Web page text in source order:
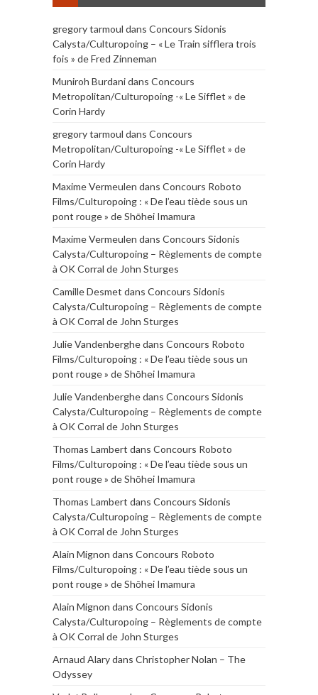
gregory tarmoul dans Concours Sidonis
Calysta/Culturopoing – « Le Train sifflera trois
fois » de Fred Zinneman
Muniroh Burdanidans Concours
Metropolitan/Culturopoing -« Le Sifflet » de
Corin Hardy
gregory tarmoul dans Concours
Metropolitan/Culturopoing -« Le Sifflet » de
Corin Hardy
Maxime Vermeulen dans Concours Roboto
Films/Culturopoing : « De l’eau tiède sous un
pont rouge » de Shōhei Imamura
Maxime Vermeulen dans Concours Sidonis
Calysta/Culturopoing – Règlements de compte
à OK Corral de John Sturges
Camille Desmet dans Concours Sidonis
Calysta/Culturopoing – Règlements de compte
à OK Corral de John Sturges
Julie Vandenberghedans Concours Roboto
Films/Culturopoing : « De l’eau tiède sous un
pont rouge » de Shōhei Imamura
Julie Vandenberghedans Concours Sidonis
Calysta/Culturopoing – Règlements de compte
à OK Corral de John Sturges
Thomas Lambert dans Concours Roboto
Films/Culturopoing : « De l’eau tiède sous un
pont rouge » de Shōhei Imamura
Thomas Lambert dans Concours Sidonis
Calysta/Culturopoing – Règlements de compte
à OK Corral de John Sturges
Alain Mignon dans Concours Roboto
Films/Culturopoing : « De l’eau tiède sous un
pont rouge » de Shōhei Imamura
Alain Mignon dans Concours Sidonis
Calysta/Culturopoing – Règlements de compte
à OK Corral de John Sturges
Arnaud Alarydans Christopher Nolan – The
Odyssey